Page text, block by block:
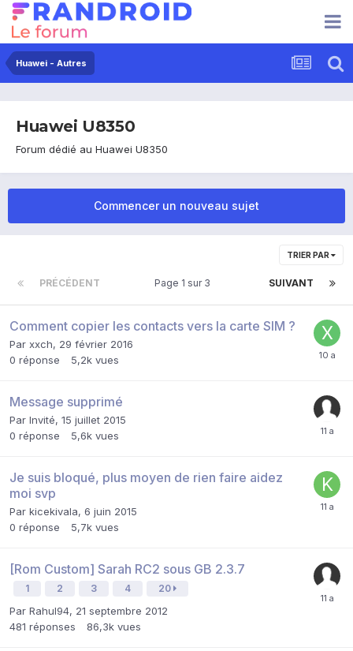
Huawei - Autres
Huawei U8350
Forum dédié au Huawei U8350
Commencer un nouveau sujet
TRIER PAR
PRÉCÉDENT SUIVANT
Page 1 sur 3
Comment copier les contacts vers la carte SIM ?
Par xxch, 29 février 2016
0 réponse 5,2k vues
Message supprimé
Par Invité, 15 juillet 2015
0 réponse 5,6k vues
Je suis bloqué, plus moyen de rien faire aidez
moi svp
Par kicekivala, 6 juin 2015
0 réponse 5,7k vues
[Rom Custom] Sarah RC2 sous GB 2.3.7
1 2 3 4 20
Par Rahul94, 21 septembre 2012
481 réponses 86,3k vues